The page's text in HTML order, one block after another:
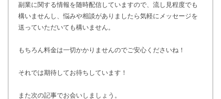
副業に関する情報を随時配信していますので、流し見程度でも
構いませんし、悩みや相談がありましたら気軽にメッセージを
送っていただいても構いません。
もちろん料金は一切かかりませんのでご安心くださいね！
それでは期待してお待ちしています！
また次の記事でお会いしましょう。